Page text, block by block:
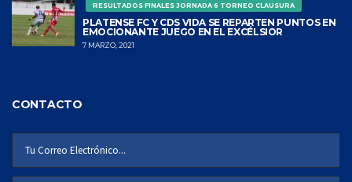
RESULTADOS FINALES JORNADA 6 TORNEO CLAUSURA
PLATENSE FC Y CDS VIDA SE REPARTEN PUNTOS EN
EMOCIONANTE JUEGO EN EL EXCÉLSIOR
7 MARZO, 2021
CONTACTO